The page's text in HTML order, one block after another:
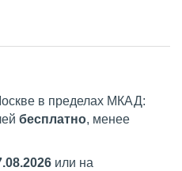
в пределах МКАД:
бесплатно, менее
или на